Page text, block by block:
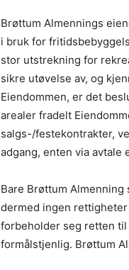
Brøttum Almennings
i bruk for
stor utstrekning for
sikre utøvelse av, og
Eiendommen, er det
arealer fradelt
salgs-/festekontrakter,
adgang, enten via
Bare Brøttum
dermed ingen
forbeholder seg retten til
formålstjenlig. Brøttum